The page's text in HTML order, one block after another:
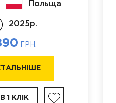
Польща
2025p.
ГРН.
1 КЛІК